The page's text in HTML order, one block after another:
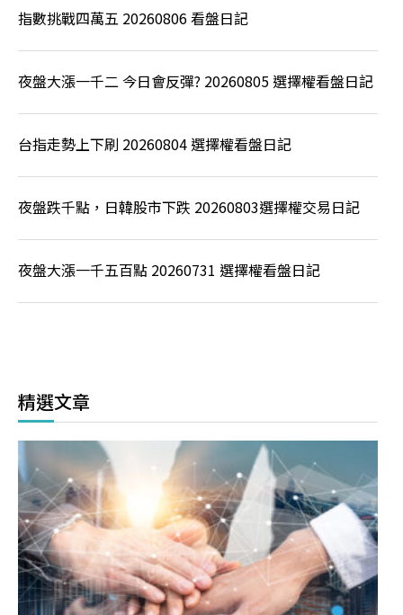
指數挑戰四萬五 20260806 看盤日記
夜盤大漲一千二 今日會反彈? 20260805 選擇權看盤日記
台指走勢上下刷 20260804 選擇權看盤日記
夜盤跌千點，日韓股市下跌 20260803選擇權交易日記
夜盤大漲一千五百點 20260731 選擇權看盤日記
精選文章